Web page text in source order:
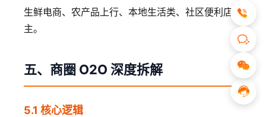
生鲜电商、农产品上行、本地生活类、社区便利店
主。
五、商圈 O2O 深度拆解
5.1 核心逻辑